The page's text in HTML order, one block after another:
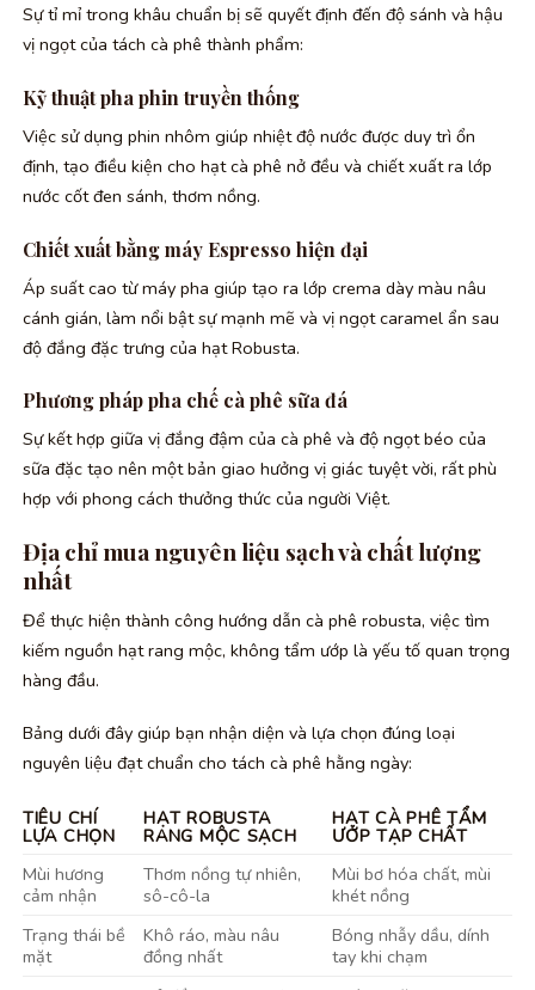
Sự tỉ mỉ trong khâu chuẩn bị sẽ quyết định đến độ sánh và hậu
vị ngọt của tách cà phê thành phẩm:
Kỹ thuật pha phin truyền thống
Việc sử dụng phin nhôm giúp nhiệt độ nước được duy trì ổn
định, tạo điều kiện cho hạt cà phê nở đều và chiết xuất ra lớp
nước cốt đen sánh, thơm nồng.
Chiết xuất bằng máy Espresso hiện đại
Áp suất cao từ máy pha giúp tạo ra lớp crema dày màu nâu
cánh gián, làm nổi bật sự mạnh mẽ và vị ngọt caramel ẩn sau
độ đắng đặc trưng của hạt Robusta.
Phương pháp pha chế cà phê sữa đá
Sự kết hợp giữa vị đắng đậm của cà phê và độ ngọt béo của
sữa đặc tạo nên một bản giao hưởng vị giác tuyệt vời, rất phù
hợp với phong cách thưởng thức của người Việt.
Địa chỉ mua nguyên liệu sạch và chất lượng
nhất
Để thực hiện thành công hướng dẫn cà phê robusta, việc tìm
kiếm nguồn hạt rang mộc, không tẩm ướp là yếu tố quan trọng
hàng đầu.
Bảng dưới đây giúp bạn nhận diện và lựa chọn đúng loại
nguyên liệu đạt chuẩn cho tách cà phê hằng ngày:
TIÊU CHÍ
LỰA CHỌN
HẠT ROBUSTA
RANG MỘC SẠCH
HẠT CÀ PHÊ TẨM
ƯỚP TẠP CHẤT
Mùi hương
cảm nhận
Thơm nồng tự nhiên,
sô-cô-la
Mùi bơ hóa chất, mùi
khét nồng
Trạng thái bề
mặt
Khô ráo, màu nâu
đồng nhất
Bóng nhẫy dầu, dính
tay khi chạm